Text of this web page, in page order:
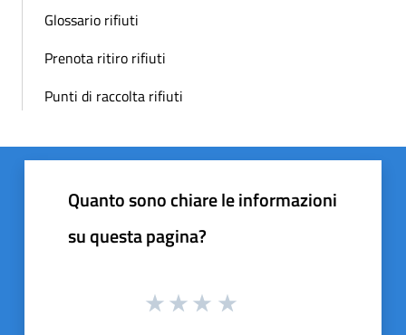
Glossario rifiuti
Prenota ritiro rifiuti
Punti di raccolta rifiuti
Quanto sono chiare le informazioni
su questa pagina?